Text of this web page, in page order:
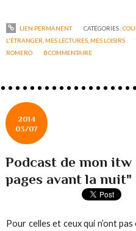
LIEN PERMANENT CATÉGORIES :
L'ÉTRANGER MES LECTURES MES LOISIRS
ROMERO
0COMMENTAIRE
2014
03/07
Podcast de mon
pages avant la
Pour celles et ceux qui n’ont pas